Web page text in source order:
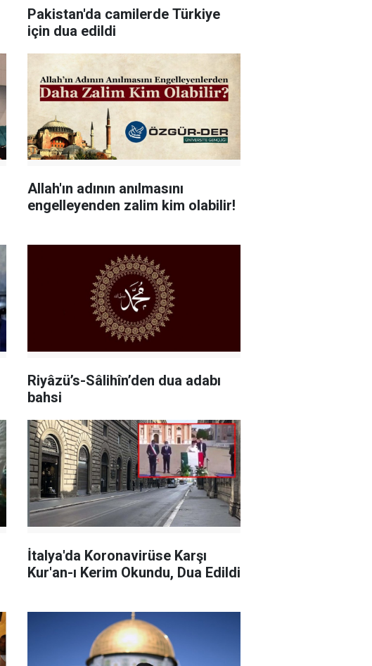
Pakistan'da camilerde Türkiye
için dua edildi
Allah'ın adının anılmasını
engelleyenden zalim kim olabilir!
Riyâzü’s-Sâlihîn’den dua adabı
bahsi
İtalya'da Koronavirüse Karşı
Kur'an-ı Kerim Okundu, Dua Edildi